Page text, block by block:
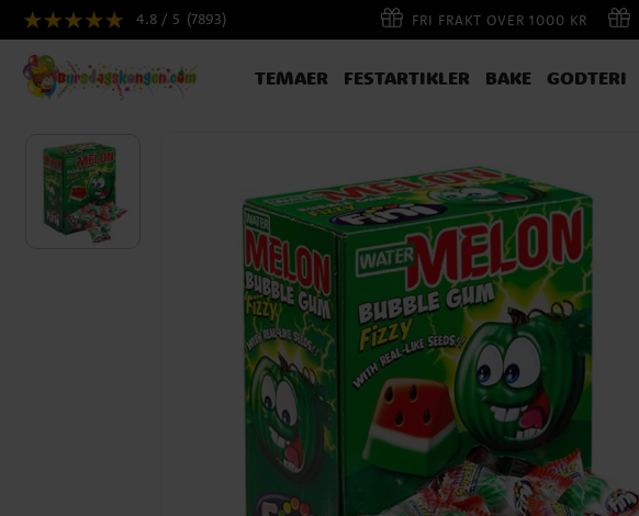
4.8 / 5 (7893) FRI FRAKT OVER 1000 KR
TEMAER FESTARTIKLER BAKE GODTERI